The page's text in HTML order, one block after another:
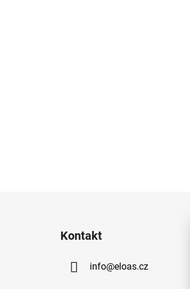
Kontakt
info@eloas.cz